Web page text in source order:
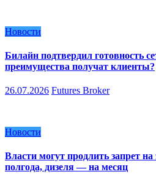
Новости
Билайн подтвердил готовность
преимущества получат клиенты?
26.07.2026 Futures Broker
Новости
Власти могут продлить запрет на
полгода, дизеля — на месяц